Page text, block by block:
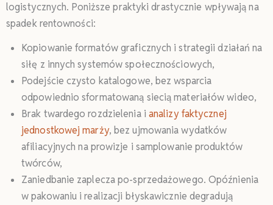
logistycznych. Poniższe praktyki drastycznie wpływają na
spadek rentowności:
Kopiowanie formatów graficznych i strategii działań na
siłę z innych systemów społecznościowych,
Podejście czysto katalogowe, bez wsparcia
odpowiednio sformatowaną siecią materiałów wideo,
Brak twardego rozdzielenia i analizy faktycznej
jednostkowej marży, bez ujmowania wydatków
afiliacyjnych na prowizje i samplowanie produktów
twórców,
Zaniedbanie zaplecza po-sprzedażowego. Opóźnienia
w pakowaniu i realizacji błyskawicznie degradują